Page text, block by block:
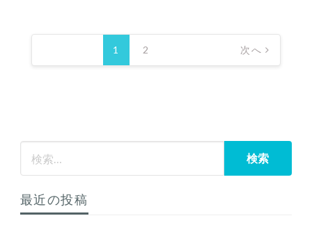
投
の
り
1 2 次へ
最近の投稿